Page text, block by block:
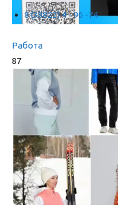
8 (38822) 4 - 96 -74
Работа
87